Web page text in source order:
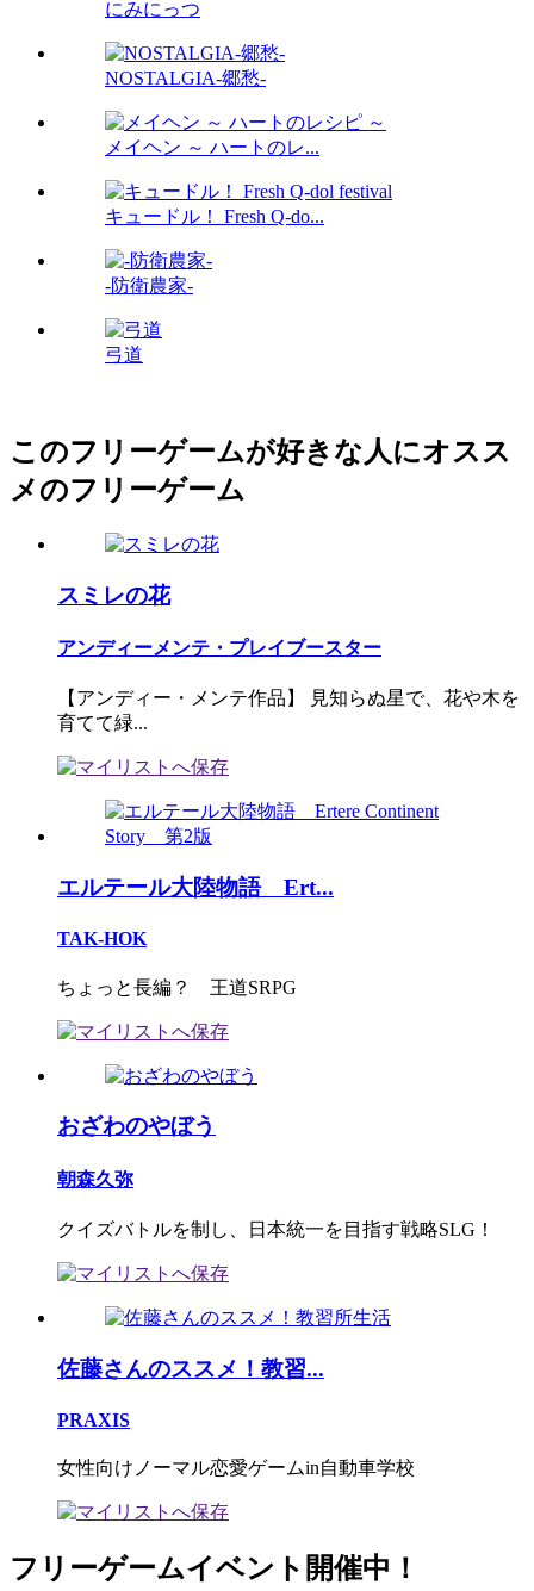
にみにっつ
NOSTALGIA-郷愁-
メイヘン ～ ハートのレ...
キュードル！ Fresh Q-do...
-防衛農家-
弓道
このフリーゲームが好きな人にオスス
メのフリーゲーム
スミレの花
アンディーメンテ・プレイブースター
【アンディー・メンテ作品】 見知らぬ星で、花や木を
育てて緑...
エルテール大陸物語 Ert...
TAK-HOK
ちょっと長編？ 王道SRPG
おざわのやぼう
朝森久弥
クイズバトルを制し、日本統一を目指す戦略SLG！
佐藤さんのススメ！教習...
PRAXIS
女性向けノーマル恋愛ゲームin自動車学校
フリーゲームイベント開催中！